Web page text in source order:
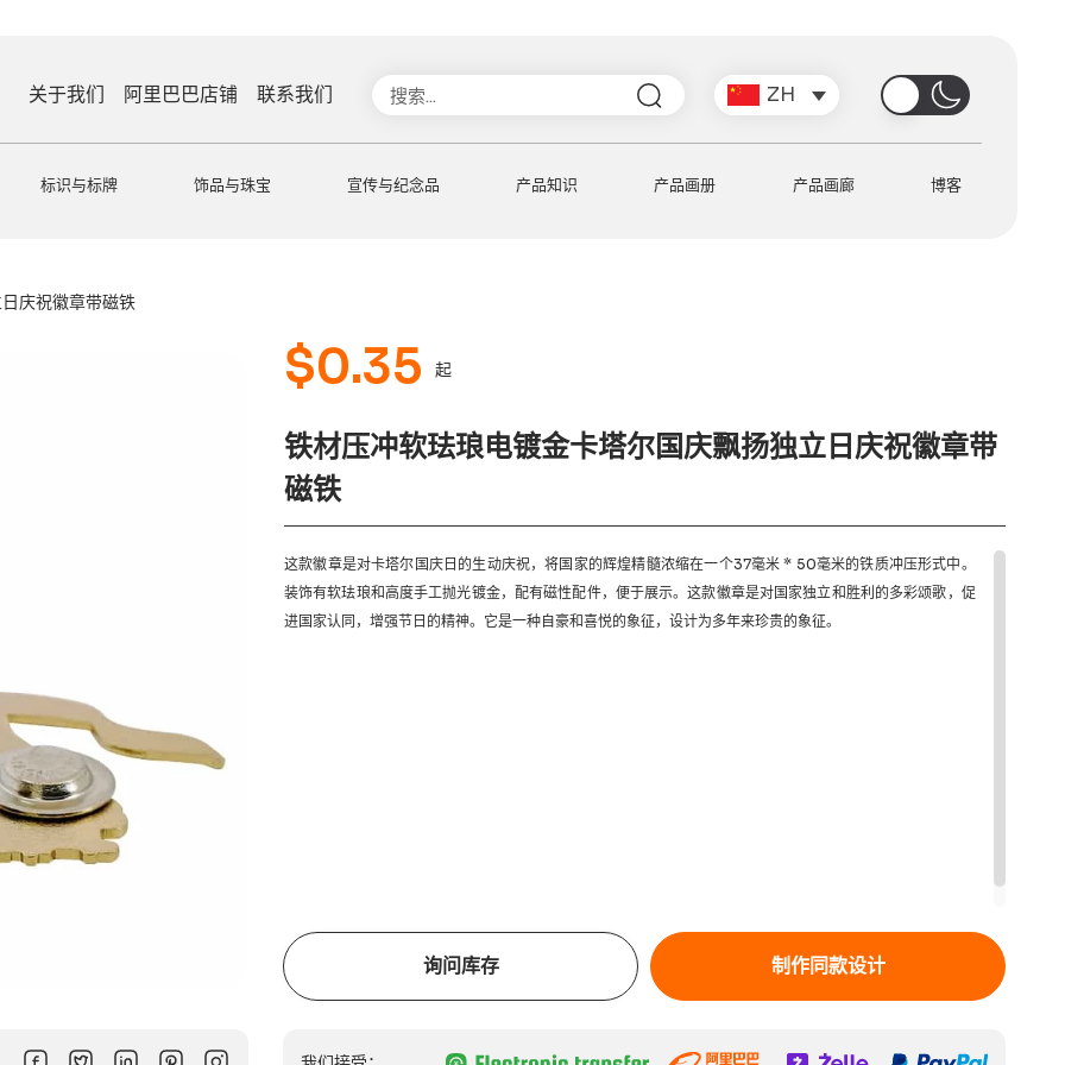
关于我们 阿里巴巴店铺 联系我们 搜
索 ZH
标识与标牌 饰品与珠宝 宣传与纪念品 产品知识 产品画册 产品画廊 博客
庆祝徽章带磁铁
$0.35 起
铁材压冲软珐琅电镀金卡塔尔国庆飘扬独立日庆祝徽章带
磁铁
这款徽章是对卡塔尔国庆日的生动庆祝，将国家的辉煌精髓浓缩在一个37毫米 * 50毫米的铁质冲压形式中。
装饰有软珐琅和高度手工抛光镀金，配有磁性配件，便于展示。这款徽章是对国家独立和胜利的多彩颂歌，促
进国家认同，增强节日的精神。它是一种自豪和喜悦的象征，设计为多年来珍贵的象征。
询问库存 制作同款设计